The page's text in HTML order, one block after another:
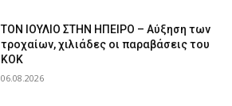
ΤΟΝ ΙΟΥΛΙΟ ΣΤΗΝ ΗΠΕΙΡΟ – Αύξηση των
τροχαίων, χιλιάδες οι παραβάσεις του
ΚΟΚ
06.08.2026